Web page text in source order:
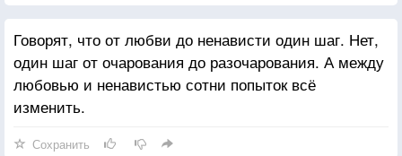
Говорят, что от любви до ненависти один шаг. Нет,
один шаг от очарования до разочарования. А между
любовью и ненавистью сотни попыток всё
изменить.
Сохранить